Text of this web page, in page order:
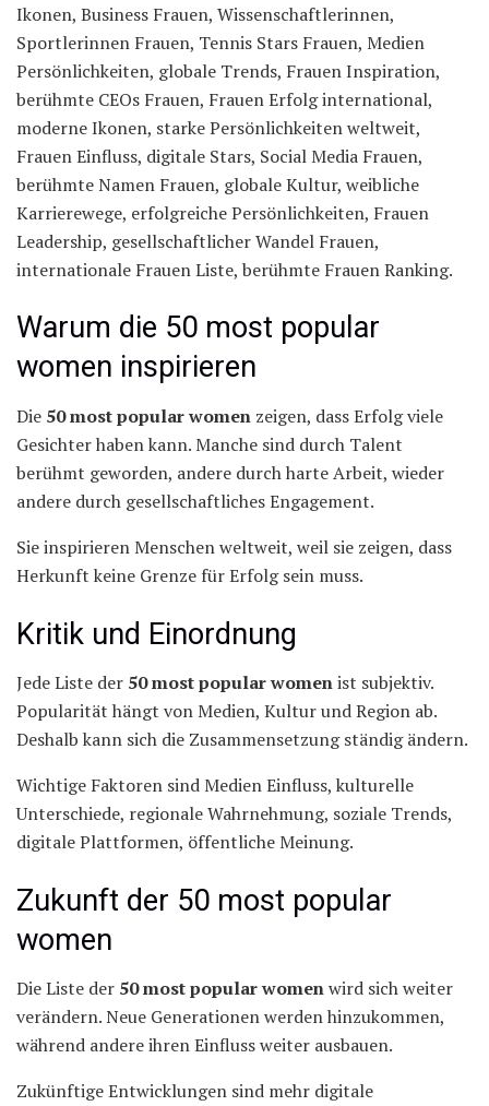
Ikonen, Business Frauen, Wissenschaftlerinnen,
Sportlerinnen Frauen, Tennis Stars Frauen, Medien
Persönlichkeiten, globale Trends, Frauen Inspiration,
berühmte CEOs Frauen, Frauen Erfolg international,
moderne Ikonen, starke Persönlichkeiten weltweit,
Frauen Einfluss, digitale Stars, Social Media Frauen,
berühmte Namen Frauen, globale Kultur, weibliche
Karrierewege, erfolgreiche Persönlichkeiten, Frauen
Leadership, gesellschaftlicher Wandel Frauen,
internationale Frauen Liste, berühmte Frauen Ranking.
Warum die 50 most popular
women inspirieren
Die 50 most popular women zeigen, dass Erfolg viele
Gesichter haben kann. Manche sind durch Talent
berühmt geworden, andere durch harte Arbeit, wieder
andere durch gesellschaftliches Engagement.
Sie inspirieren Menschen weltweit, weil sie zeigen, dass
Herkunft keine Grenze für Erfolg sein muss.
Kritik und Einordnung
Jede Liste der 50 most popular womenist subjektiv.
Popularität hängt von Medien, Kultur und Region ab.
Deshalb kann sich die Zusammensetzung ständig ändern.
Wichtige Faktoren sind Medien Einfluss, kulturelle
Unterschiede, regionale Wahrnehmung, soziale Trends,
digitale Plattformen, öffentliche Meinung.
Zukunft der 50 most popular
women
Die Liste der 50 most popular womenwird sich weiter
verändern. Neue Generationen werden hinzukommen,
während andere ihren Einfluss weiter ausbauen.
Zukünftige Entwicklungen sind mehr digitale